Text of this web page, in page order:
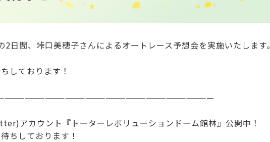
日間、垰口美穂子さんによるオートレース予想会を実施いたします。
しております！
アカウント『トーターレボリューションドーム館林』公開中！
ちしております！